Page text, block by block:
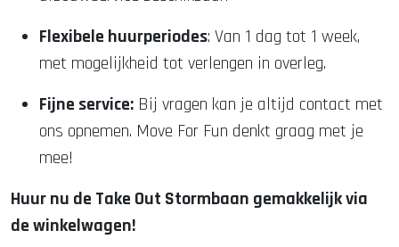
Flexibele huurperiodes: Van 1 dag tot 1 week,
met mogelijkheid tot verlengen in overleg.
Fijne service: Bij vragen kan je altijd contact met
ons opnemen. Move For Fun denkt graag met je
mee!
Huur nu de Take Out Stormbaan gemakkelijk via
de winkelwagen!